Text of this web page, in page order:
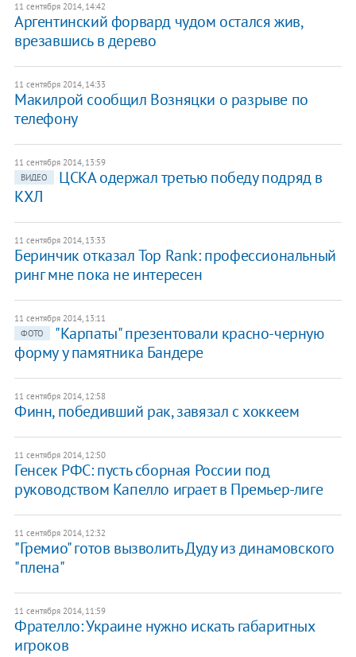
11 сентября 2014, 14:42
Аргентинский форвард чудом остался жив,
врезавшись в дерево
11 сентября 2014, 14:33
Макилрой сообщил Возняцки о разрыве по
телефону
11 сентября 2014, 13:59
ВИДЕО
ЦСКА одержал третью победу подряд в
КХЛ
11 сентября 2014, 13:33
Беринчик отказал Top Rank: профессиональный
ринг мне пока не интересен
11 сентября 2014, 13:11
ФОТО
"Карпаты" презентовали красно-черную
форму у памятника Бандере
11 сентября 2014, 12:58
Финн, победивший рак, завязал с хоккеем
11 сентября 2014, 12:50
Генсек РФС: пусть сборная России под
руководством Капелло играет в Премьер-лиге
11 сентября 2014, 12:32
"Гремио" готов вызволить Дуду из динамовского
"плена"
11 сентября 2014, 11:59
Фрателло: Украине нужно искать габаритных
игроков